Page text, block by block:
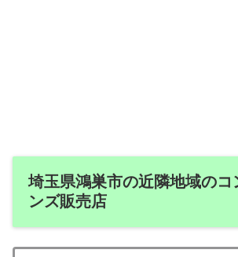
埼玉県鴻巣市の近隣地域のコ
ンズ販売店